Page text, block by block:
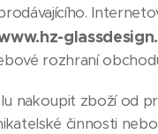
rozhraní
nakoupit zboží od
činnosti